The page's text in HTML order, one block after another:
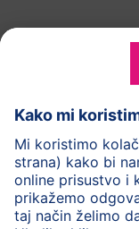
HiPP
HiPP Deca
Zaštita